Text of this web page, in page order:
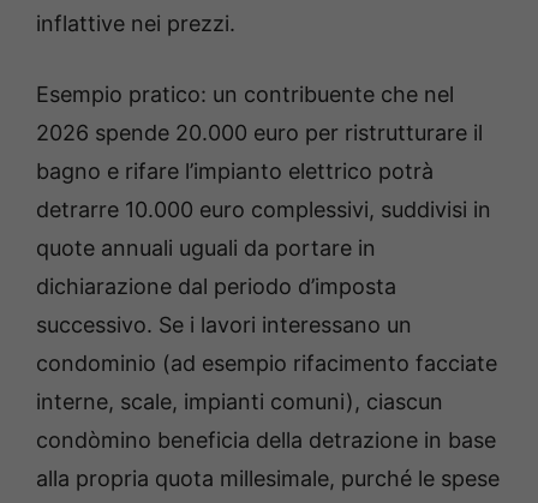
inflattive nei prezzi.
Esempio pratico: un contribuente che nel
2026 spende 20.000 euro per ristrutturare il
bagno e rifare l’impianto elettrico potrà
detrarre 10.000 euro complessivi, suddivisi in
quote annuali uguali da portare in
dichiarazione dal periodo d’imposta
successivo. Se i lavori interessano un
condominio (ad esempio rifacimento facciate
interne, scale, impianti comuni), ciascun
condòmino beneficia della detrazione in base
alla propria quota millesimale, purché le spese